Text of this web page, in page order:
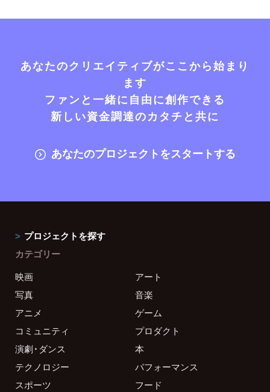
あなたのクリエイティブがここから始まり
ます
ファンと一緒に自由に創作できる
新しい資金調達のカタチと共に
あなたのプロジェクトをスタートする
プロジェクトを探す
カテゴリー
映画
アート
写真
音楽
アニメ
ゲーム
コミュニティ
プロダクト
演劇・ダンス
本
テクノロジー
パフォーマンス
スポーツ
フード